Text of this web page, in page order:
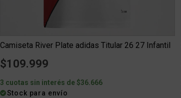
Camiseta River Plate adidas Titular 26 27 Infantil
$109.999
3 cuotas sin interés de $36.666
Stock para envío